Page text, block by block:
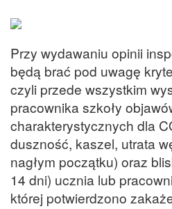
Przy wydawaniu opinii
będą brać pod uwagę
czyli przede wszystkim
pracownika szkoły
charakterystycznych dla
duszność, kaszel, utrata
nagłym początku) oraz
14 dni) ucznia lub
której potwierdzono